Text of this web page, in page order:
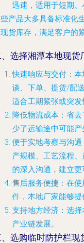
迅速，适用于短期、
产品大多具备标准化
货库存，满足客户的
选择湘潭本地现货
快速响应与交付 ：
谈、下单、提货/配
适合工期紧张或突发
降低物流成本 ：省
少了运输途中可能产
便于实地考察与沟通
产规模、工艺流程
的深入沟通，建立更
售后服务便捷 ：在
件，本地厂家能够
支持地方经济 ：选
产业链发展。
选购临时防护栏现